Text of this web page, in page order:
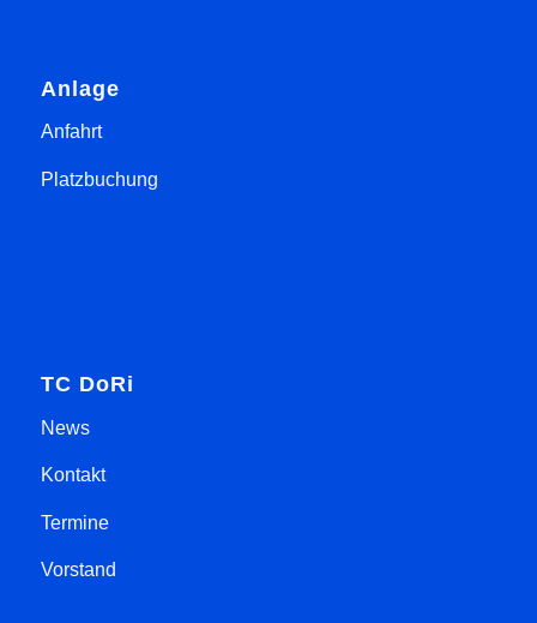
Anlage
Anfahrt
Platzbuchung
TC DoRi
News
Kontakt
Termine
Vorstand